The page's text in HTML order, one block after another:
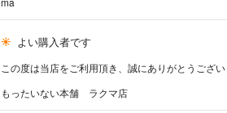
よい購入者です
この度は当店をご利用頂き、誠にありがとうござ
もったいない本舗 ラクマ店